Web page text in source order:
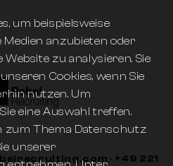
· +49 221
um beispielsweise
anzubieten oder
zu analysieren. Sie
Cookies, wenn Sie
nutzen. Um
eine Auswahl treffen.
zum Thema Datenschutz
unserer